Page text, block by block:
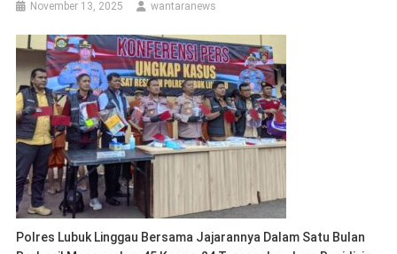
November 13, 2025 wantaranews
Polres Lubuk Linggau Bersama Jajarannya Dalam Satu Bulan